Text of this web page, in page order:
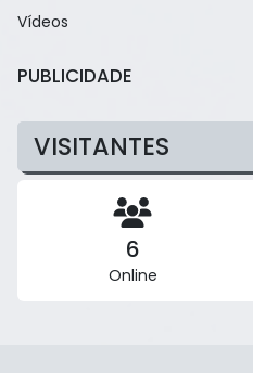
Vídeos
PUBLICIDADE
VISITANTES
6
Online